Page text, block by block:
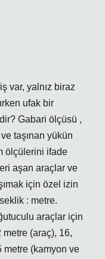
var, yalnız biraz
ufak bir
Gabari ölçüsü ,
ve taşınan yükün
ölçülerini ifade
aşan araçlar ve
için özel izin
: metre.
araçlar için
(araç), 16,
metre (kamyon ve